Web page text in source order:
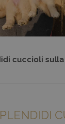
cuccioli